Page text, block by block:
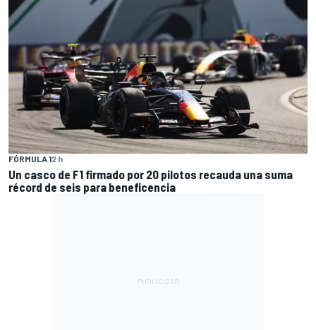
FÓRMULA 12 h
Un casco de F1 firmado por 20 pilotos recauda una suma
récord de seis para beneficencia